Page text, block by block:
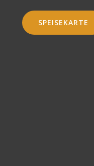
SPEISEKARTE